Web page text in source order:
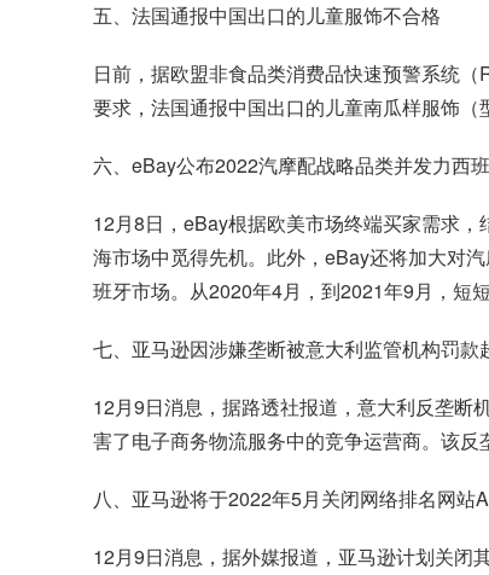
五、法国通报中国出口的儿童服饰不合格
日前，据欧盟非食品类消费品快速预警系统
要求，法国通报中国出口的儿童南瓜样服饰（
六、eBay公布2022汽摩配战略品类并发力西
12月8日，eBay根据欧美市场终端买家需求
海市场中觅得先机。此外，eBay还将加大对
班牙市场。从2020年4月，到2021年9月，短
七、亚马逊因涉嫌垄断被意大利监管机构罚款
12月9日消息，据路透社报道，意大利反垄断
害了电子商务物流服务中的竞争运营商。该反
八、亚马逊将于2022年5月关闭网络排名网站
12月9日消息，据外媒报道，亚马逊计划关闭